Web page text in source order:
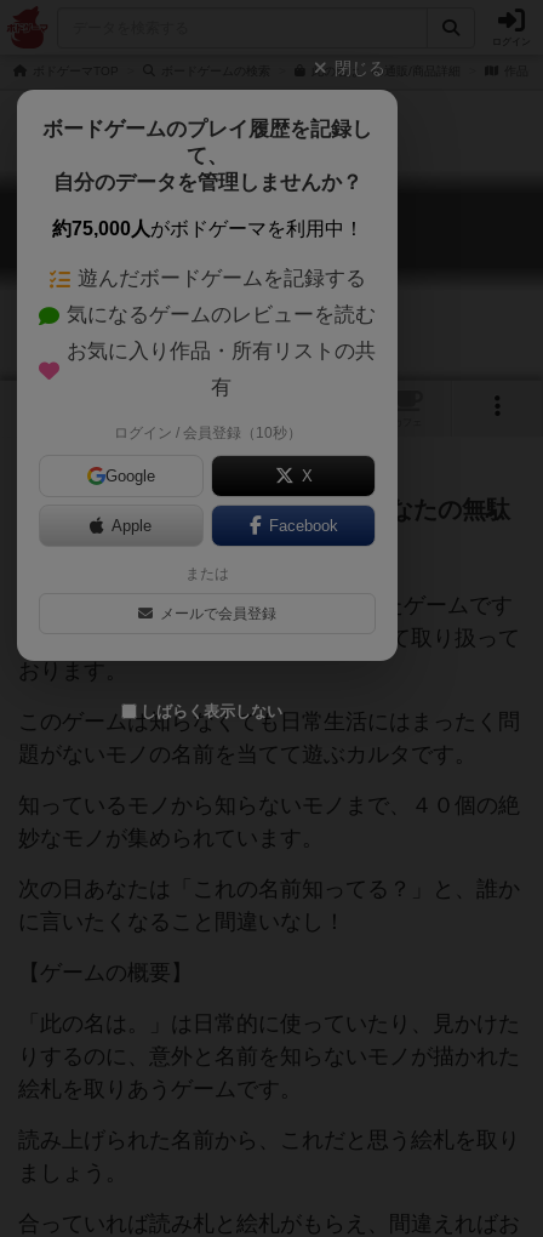
此の名は。の通販/商品詳細
此の名は。
This Name.
名前を知らないモノとの出会い あなたの無駄
知識は加速していく…
※このゲームは百日紅財閥様が制作したゲームです
が、青春工房白百合が販売を委託されて取り扱って
おります。
このゲームは知らなくても日常生活にはまったく問
題がないモノの名前を当てて遊ぶカルタです。
知っているモノから知らないモノまで、４０個の絶
妙なモノが集められています。
次の日あなたは「これの名前知ってる？」と、誰か
に言いたくなること間違いなし！
【ゲームの概要】
「此の名は。」は日常的に使っていたり、見かけた
りするのに、意外と名前を知らないモノが描かれた
絵札を取りあうゲームです。
読み上げられた名前から、これだと思う絵札を取り
ましょう。
合っていれば読み札と絵札がもらえ、間違えればお
閉じる
ボードゲームのプレイ履歴を記録し
て、
自分のデータを管理しませんか？
約75,000人がボドゲーマを利用中！
遊んだボードゲームを記録する
気になるゲームのレビューを読む
お気に入り作品・所有リストの共
有
ログイン / 会員登録（10秒）
Google X
Apple Facebook
または
メールで会員登録
しばらく表示しない